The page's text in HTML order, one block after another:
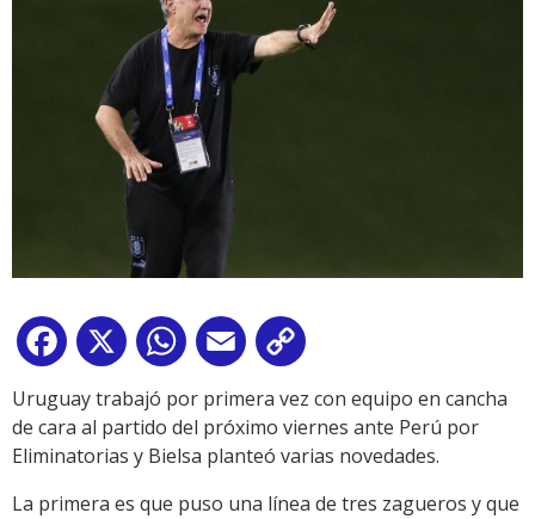
Facebook
X WhatsApp
Email
Link
Uruguay trabajó por primera vez con equipo en cancha
de cara al partido del próximo viernes ante Perú por
Eliminatorias y Bielsa planteó varias novedades.
La primera es que puso una línea de tres zagueros y que